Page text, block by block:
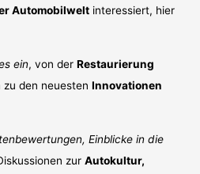
Automobilwelt interessiert, hier
ein, von derRestaurierung
zu den neuestenInnovationen
Einblicke in die
zurAutokultur,